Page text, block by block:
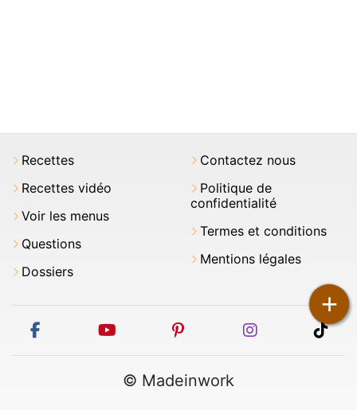
+
Recettes
Recettes vidéo
Voir les menus
Questions
Dossiers
Contactez nous
Politique de
confidentialité
Termes et conditions
Mentions légales
facebook youtube pinterest instagram
© Madeinwork